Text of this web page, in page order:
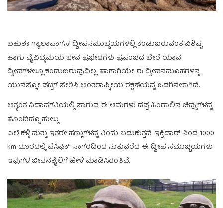
ಬಹುಶಃ ಗ್ಯಾಲಾಪಾಗಸ್ ದ್ವೀಪಸಮುಚ್ಚಯಗಳಲ್ಲಿ ಕಂಡುಬರುವಂತ ವಿಶಿಷ್ಟ
ಹಾಗು ವೈವಿಧ್ಯಮಯ ಜೀವ ಪ್ರಭೇದಗಳು ಪ್ರಪಂಚದ ಬೇರೆ ಯಾವ
ದ್ವೀಪಗಳಲ್ಲೂ ಕಂಡುಬರುವುದಿಲ್ಲ. ಹಾಗಾಗಿಯೇ ಈ ದ್ವೀಪಸಮೂಹಗಳನ್ನ
ಯುನೆಸ್ಕೋ ಪಟ್ಟಿಗೆ ಸೇರಿಸಿ ಅಂತರಾಷ್ಟ್ರೀಯ ರಕ್ಷಣೆಯನ್ನ ಒದಗಿಸಲಾಗಿದೆ.
ಅತ್ಯಂತ ನಿಧಾನಗತಿಯಲ್ಲಿ ಸಾಗುವ ಈ ಆಮೆಗಳು ದಪ್ಪ ಹಿಂಗಾಲಿನ ಚಿಪ್ಪುಗಳನ್ನ
ಹೊಂದಿದ್ದೂ ಹುಲ್ಲು
ಎಲೆ ಕಳ್ಳಿ ಮತ್ತು ಇತರೇ ಹಣ್ಣುಗಳನ್ನ ತಿಂದು ಬದುಕುತ್ತವೆ. ಇಕ್ವಿಡಾರ್ ನಿಂದ 1000
km ದೂರದಲ್ಲಿ ಪೆಸಿಫಿಕ್ ಸಾಗರದಿಂದ ಸುತ್ತುವರೆದ ಈ ದ್ವೀಪ ಸಮುಚ್ಚಯಗಳು
ಇವುಗಳ ಜೀವನಶೈಲಿಗೆ ಹೇಳಿ ಮಾಡಿಸಿದಂತಿವೆ.